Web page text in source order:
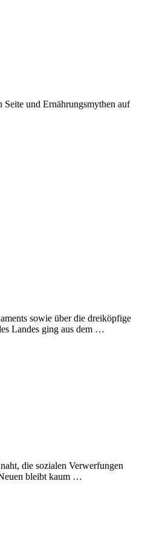
und Ernährungsmythen auf
sowie über die dreiköpfige
Landes ging aus dem …
die sozialen Verwerfungen
bleibt kaum …